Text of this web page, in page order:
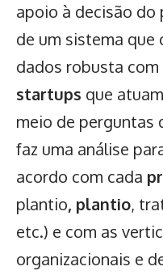
apoio à decisão
de um sistema que
dados robusta
startups que
meio de perguntas
faz uma análise
acordo com cada
plantio, plantio,
etc.) e com as
organizacionais e